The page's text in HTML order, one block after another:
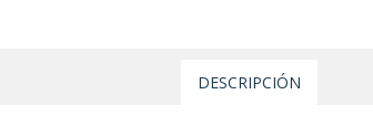
DESCRIPCIÓN